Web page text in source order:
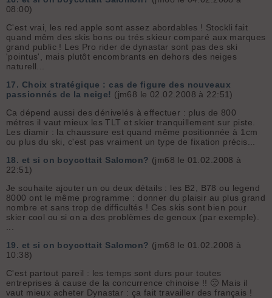
08:00)
C'est vrai, les red apple sont assez abordables ! Stockli fait
quand mêm des skis bons ou trés skieur comparé aux marques
grand public ! Les Pro rider de dynastar sont pas des ski
'pointus', mais plutôt encombrants en dehors des neiges
naturell...
17. Choix stratégique : cas de figure des nouveaux
passionnés de la neige! (jm68 le 02.02.2008 à 22:51)
Ca dépend aussi des dénivelés à effectuer : plus de 800
métres il vaut mieux les TLT et skier tranquillement sur piste.
Les diamir : la chaussure est quand même positionnée à 1cm
ou plus du ski, c'est pas vraiment un type de fixation précis...
18. et si on boycottait Salomon? (jm68 le 01.02.2008 à
22:51)
Je souhaite ajouter un ou deux détails : les B2, B78 ou legend
8000 ont le même programme : donner du plaisir au plus grand
nombre et sans trop de difficultés ! Ces skis sont bien pour
skier cool ou si on a des problèmes de genoux (par exemple).
19. et si on boycottait Salomon? (jm68 le 01.02.2008 à
10:38)
C'est partout pareil : les temps sont durs pour toutes
entreprises à cause de la concurrence chinoise !! 🙁 Mais il
vaut mieux acheter Dynastar : ça fait travailler des français !